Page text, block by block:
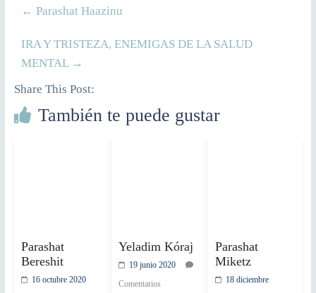
← Parashat Haazinu
IRA Y TRISTEZA, ENEMIGAS DE LA SALUD
MENTAL →
Share This Post:
También te puede gustar
Parashat
Bereshit
16 octubre 2020
Yeladim Kóraj
19 junio 2020
Comentarios
Parashat
Miketz
18 diciembre